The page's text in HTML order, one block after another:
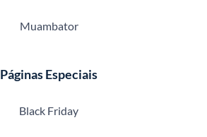
Muambator
Páginas Especiais
Black Friday